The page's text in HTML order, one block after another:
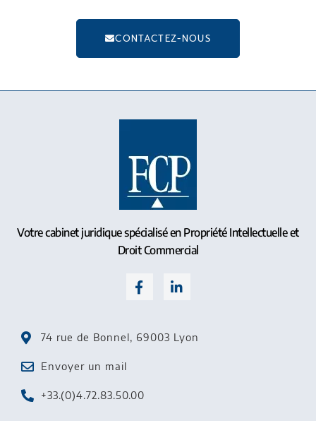
CONTACTEZ-NOUS
Votre cabinet juridique spécialisé en Propriété Intellectuelle et
Droit Commercial
74 rue de Bonnel, 69003 Lyon
Envoyer un mail
+33.(0)4.72.83.50.00